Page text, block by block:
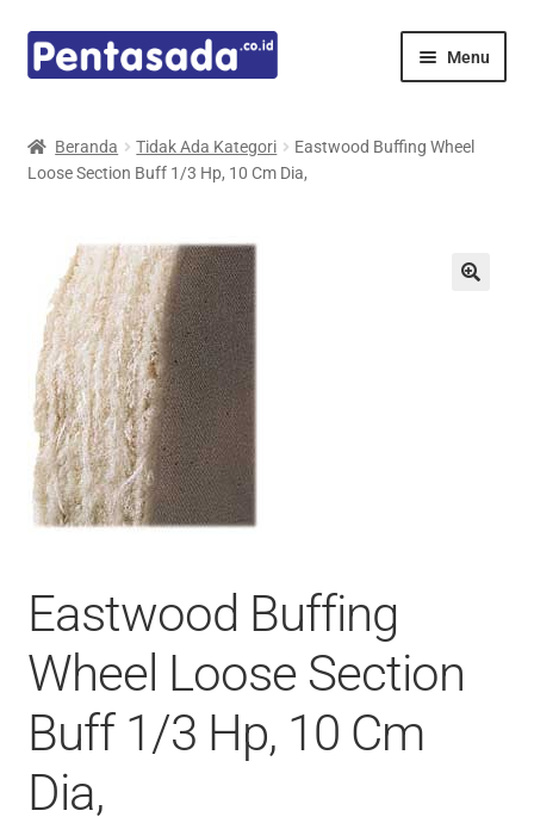
Skip
to
Skip
to
Menu
child
Mindray
Spencer
Principals
E-Catalogue
Beranda Tidak Ada Kategori
Eastwood Buffing Wheel
Loose Section Buff 1/3 Hp, 10 Cm Dia,
Eastwood Buffing
Wheel Loose Section
Buff 1/3 Hp, 10 Cm
Dia,